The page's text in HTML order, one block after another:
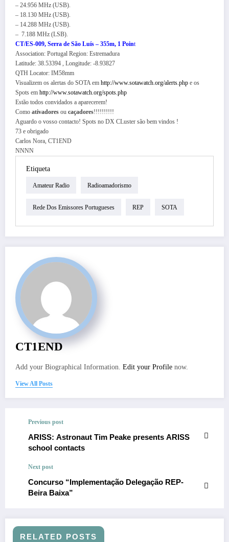
– 24.956 MHz (USB).
– 18.130 MHz (USB).
– 14.288 MHz (USB).
– 7.188 MHz (LSB).
CT/ES-009, Serra de São Luís – 355m, 1 Point
Association: Portugal Region: Estremadura
Latitude: 38.53394 , Longitude: -8.93827
QTH Locator: IM58mm
Visualizem os alertas do SOTA em http://www.sotawatch.org/alerts.php e os
Spots em http://www.sotawatch.org/spots.php
Estão todos convidados a aparecerem!
Como ativadores ou caçadores!!!!!!!!!!
Aguardo o vosso contacto! Spots no DX CLuster são bem vindos !
73 e obrigado
Carlos Nora, CT1END
NNNN
Etiqueta
Amateur Radio Radioamadorismo
Rede Dos Emissores Portugueses REP SOTA
CT1END
Add your Biographical Information. Edit your Profile now.
View All Posts
Previous post
ARISS: Astronaut Tim Peake presents ARISS
school contacts
Next post
Concurso “Implementação Delegação REP-
Beira Baixa”
RELATED POSTS